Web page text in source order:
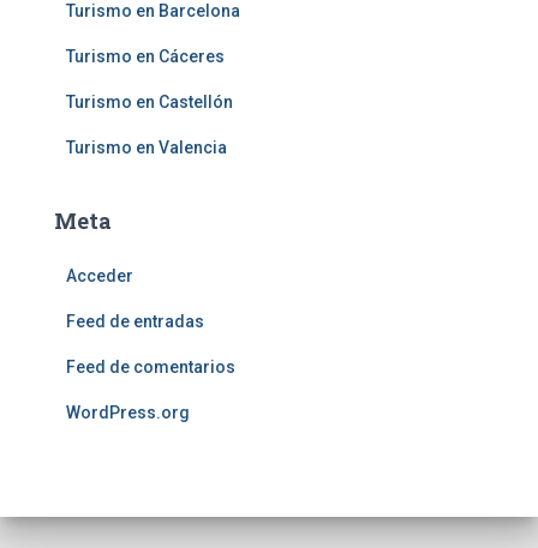
Turismo en Barcelona
Turismo en Cáceres
Turismo en Castellón
Turismo en Valencia
Meta
Acceder
Feed de entradas
Feed de comentarios
WordPress.org